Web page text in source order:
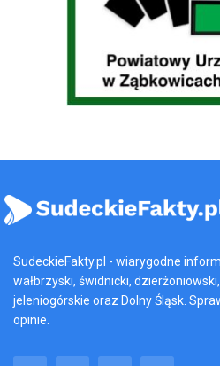
SudeckieFakty.pl - wiarygodne
wałbrzyski, świdnicki,
jeleniogórskie oraz Dolny Śląsk.
opinie.